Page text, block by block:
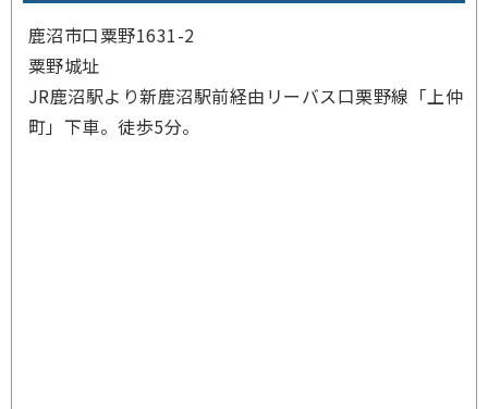
鹿沼市口粟野1631-2
粟野城址
JR鹿沼駅より新鹿沼駅前経由リーバス口栗野線「上仲
町」下車。徒歩5分。